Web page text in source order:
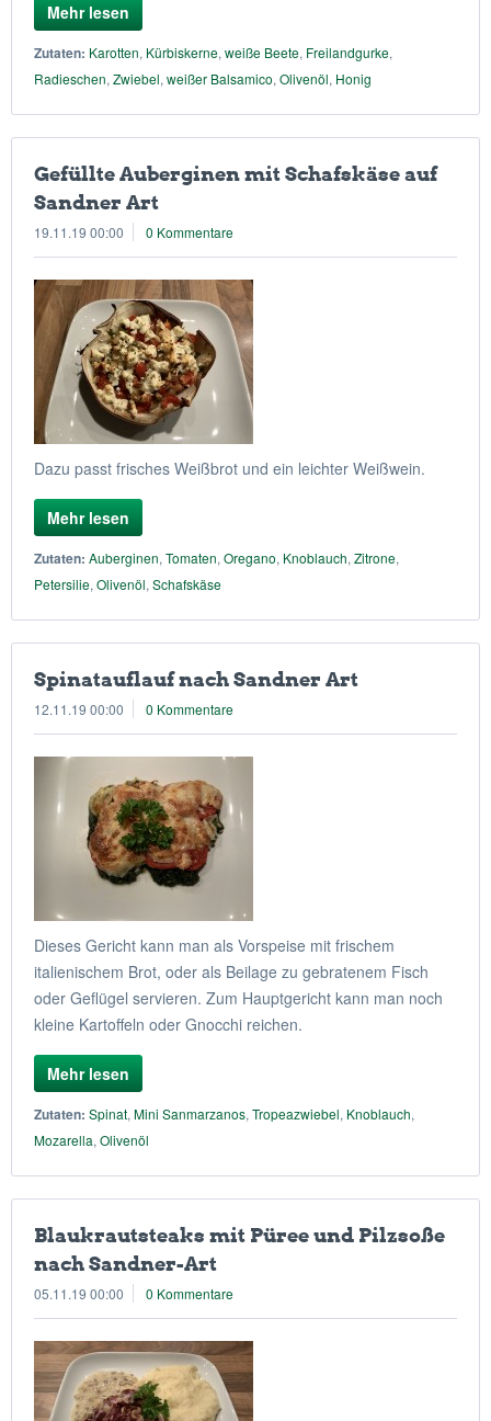
Mehr lesen
Zutaten: Karotten, Kürbiskerne, weiße Beete, Freilandgurke,
Radieschen, Zwiebel, weißer Balsamico, Olivenöl, Honig
Gefüllte Auberginen mit Schafskäse auf
Sandner Art
19.11.19 00:00 0 Kommentare
Dazu passt frisches Weißbrot und ein leichter Weißwein.
Mehr lesen
Zutaten: Auberginen, Tomaten, Oregano, Knoblauch, Zitrone,
Petersilie, Olivenöl, Schafskäse
Spinatauflauf nach Sandner Art
12.11.19 00:00 0 Kommentare
Dieses Gericht kann man als Vorspeise mit frischem
italienischem Brot, oder als Beilage zu gebratenem Fisch
oder Geflügel servieren. Zum Hauptgericht kann man noch
kleine Kartoffeln oder Gnocchi reichen.
Mehr lesen
Zutaten: Spinat, Mini Sanmarzanos, Tropeazwiebel, Knoblauch,
Mozarella, Olivenöl
Blaukrautsteaks mit Püree und Pilzsoße
nach Sandner-Art
05.11.19 00:00 0 Kommentare